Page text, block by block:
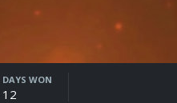
DAYS WON
12